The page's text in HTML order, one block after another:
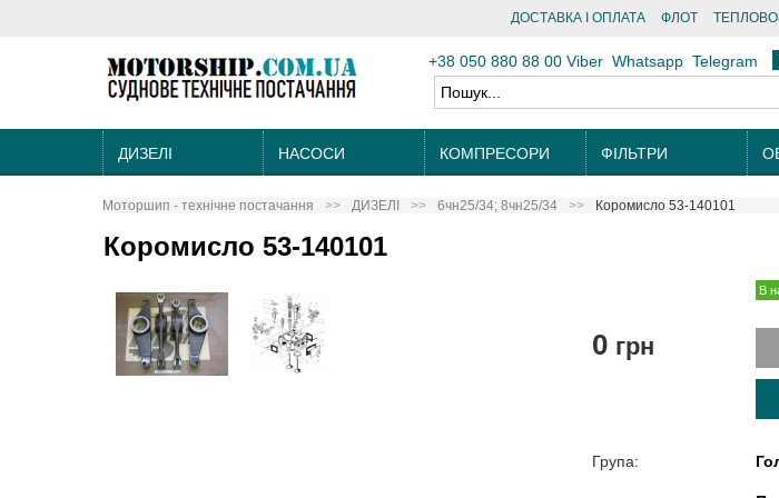
ДОСТАВКА І ОПЛАТА ФЛОТ
+38 050 880 88 00 Viber Whatsapp Telegram
ДИЗЕЛІ НАСОСИ КОМПРЕСОРИ ФІЛЬТРИ
Моторшип - технічне постачання ДИЗЕЛІ 6чн25/34; 8чн25/34 Коромисло 53-140101
Коромисло 53-140101
В
0 грн
Група: